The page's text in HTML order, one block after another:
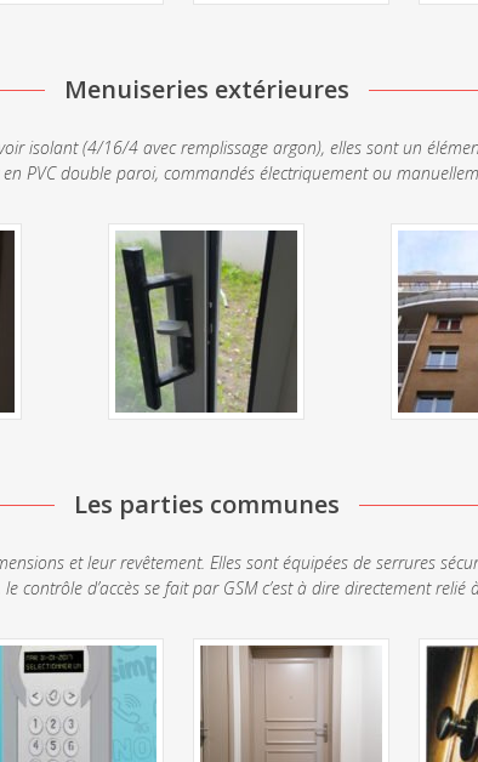
Menuiseries extérieures
isolant (4/16/4 avec remplissage argon), elles sont un
PVC double paroi, commandés électriquement ou
Les parties communes
et leur revêtement. Elles sont équipées de serrures
contrôle d’accès se fait par GSM c’est à dire directement